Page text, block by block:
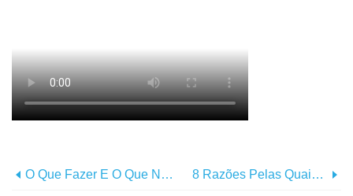
O Que Fazer E O Que Não Fazer Na Oktoberfest De Munique 8 Razões Pelas Quais Os Cruzeiros Regent Seven Seas Valem Cada Dólar